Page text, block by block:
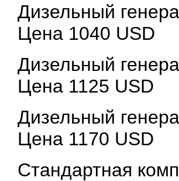
Дизельный
Цена 1040 USD
Дизельный
Цена 1125 USD
Дизельный
Цена 1170 USD
Стандартная